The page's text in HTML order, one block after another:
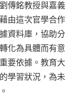
傳銘教授與嘉義
由這次官學合作
資料庫，協助分
化為具體而有意
要依據。教育大
學習狀況，為未